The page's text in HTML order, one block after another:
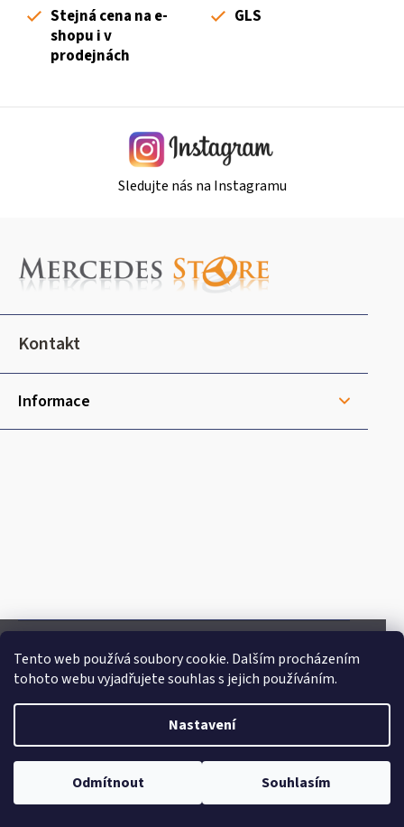
Tento web používá soubory cookie. Dalším procházením
tohoto webu vyjadřujete souhlas s jejich používáním.
Nastavení
Odmítnout Souhlasím
i
s
u
Stejná cena na e-
shopu i v
prodejnách
GLS
Sledujte nás na Instagramu
a
í
Kontakt
Informace
Doprava